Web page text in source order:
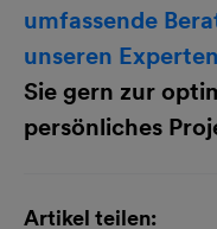
umfassende
unseren
Sie gern zur
persönliches
Artikel teilen: